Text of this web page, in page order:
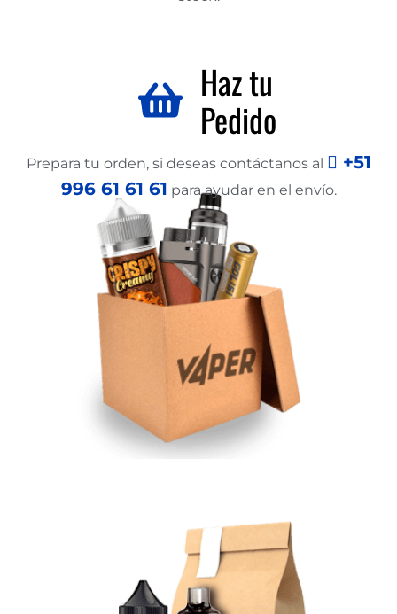
Haz tu
Pedido
Prepara tu orden, si deseas contáctanos al
+51
996 61 61 61 para ayudar en el envío.